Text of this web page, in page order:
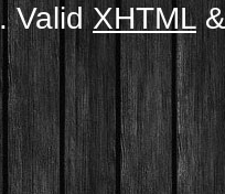
. ValidXHTML